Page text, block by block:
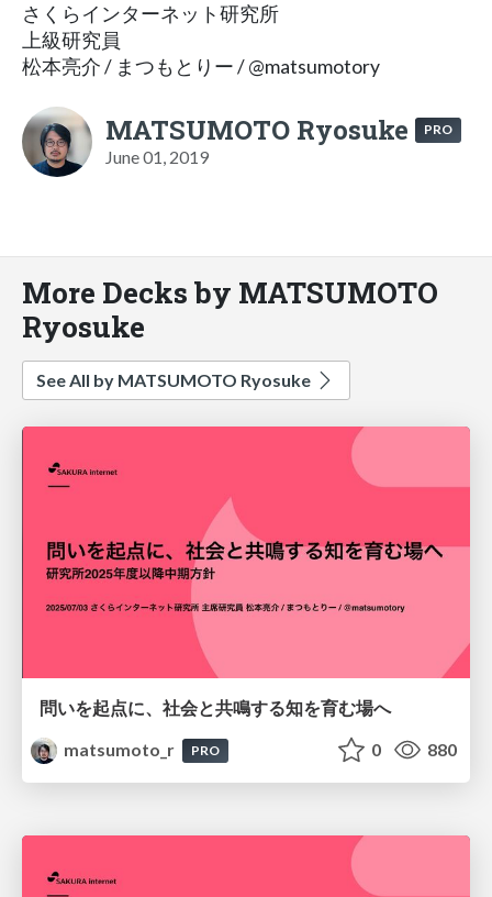
さくらインターネット研究所
上級研究員
松本亮介 / まつもとりー / @matsumotory
MATSUMOTO Ryosuke PRO
June 01, 2019
More Decks by MATSUMOTO
Ryosuke
See All by MATSUMOTO Ryosuke
問いを起点に、社会と共鳴する知を育む場へ
matsumoto_r
PRO 0 880